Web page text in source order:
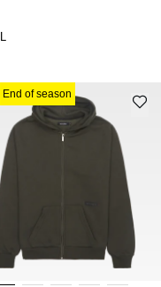
L
End of season